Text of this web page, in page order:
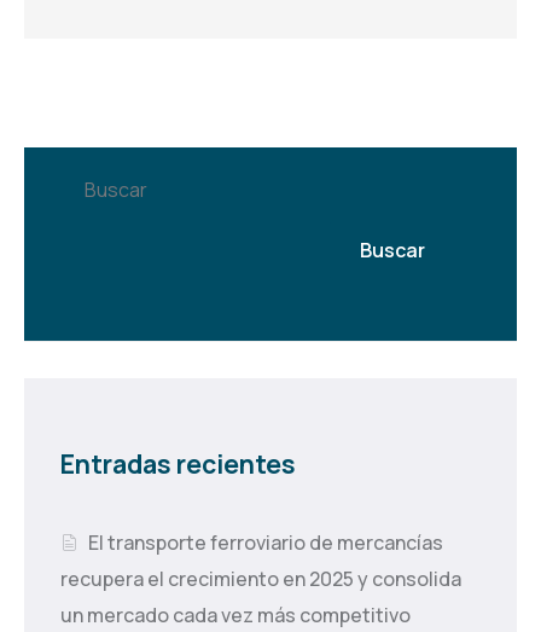
Buscar
Buscar
Entradas recientes
El transporte ferroviario de mercancías
recupera el crecimiento en 2025 y consolida
un mercado cada vez más competitivo